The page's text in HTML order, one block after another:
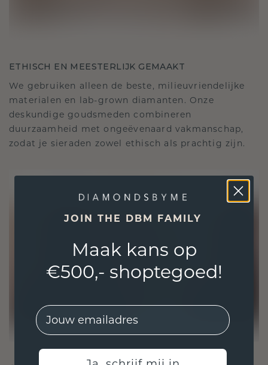
ETHISCH EN MEESTERLIJK GEMAAKT
We gebruiken alleen de beste, milieuvriendelijke
materialen en lab-grown diamanten. Onze
deskundige goudsmeden combineren
duurzaamheid met ongeëvenaard vakmanschap,
zodat je sieraden zowel ethisch als prachtig zijn.
JOIN THE DBM FAMILY
Maak kans op
€500,- shoptegoed!
EMail